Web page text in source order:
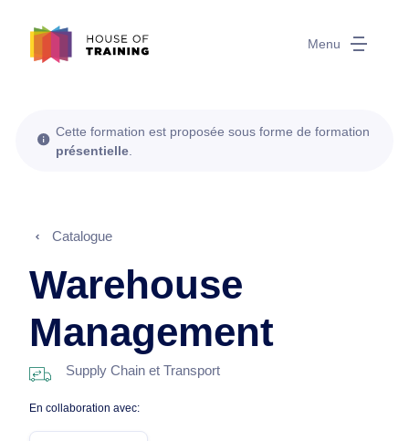
Menu
Cette formation est proposée sous forme de formation
présentielle
Catalogue
Warehouse
Management
Supply Chain et Transport
En collaboration avec: